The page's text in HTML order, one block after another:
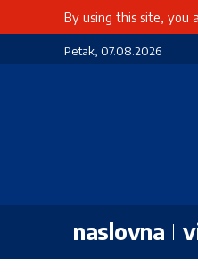
By using this site, you
Petak, 07.08.2026
naslovna